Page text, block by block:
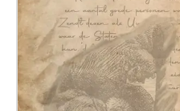
Het graf van Feith
Jonathan Kwakkel
Bernhard Hengeveld
ontwerp: Joël Vegt Productionele ondersteuning: Eva
Dijksman, Freek van der
Meijden Met dank aan: